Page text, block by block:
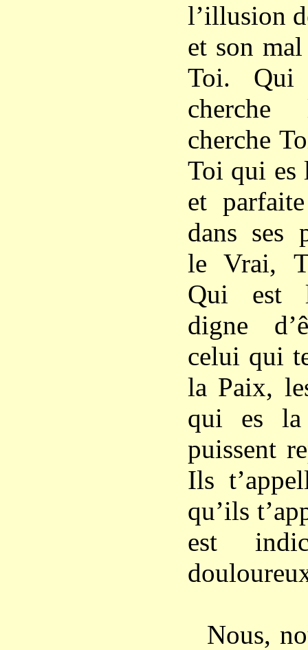
l’illusion
et son mal
Toi. Qui
cherche
Toi qui es
et
dans ses
le Vrai,
Qui est
digne
celui qui
la Paix,
qui es
puissent
Ils
qu’ils
est
Nous,